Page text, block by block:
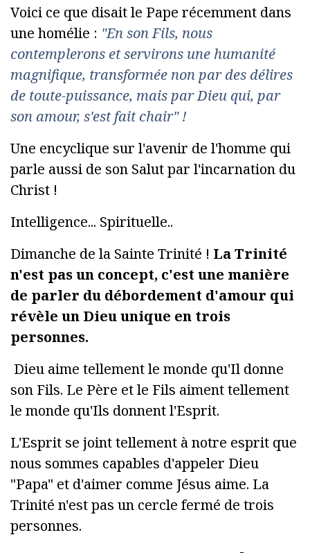
Voici ce que disait le Pape récemment dans
une homélie : "En son Fils, nous
contemplerons et servirons une humanité
magnifique, transformée non par des délires
de toute-puissance, mais par Dieu qui, par
son amour, s'est fait chair" !
Une encyclique sur l'avenir de l'homme qui
parle aussi de son Salut par l'incarnation du
Christ !
Intelligence... Spirituelle..
Dimanche de la Sainte Trinité ! La Trinité
n'est pas un concept, c'est une manière
de parler du débordement d'amour qui
révèle un Dieu unique en trois
personnes.
Dieu aime tellement le monde qu'Il donne
son Fils. Le Père et le Fils aiment tellement
le monde qu'Ils donnent l'Esprit.
L'Esprit se joint tellement à notre esprit que
nous sommes capables d'appeler Dieu
"Papa" et d'aimer comme Jésus aime. La
Trinité n'est pas un cercle fermé de trois
personnes.